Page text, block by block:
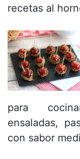
recetas al
para
ensaladas,
con sabor